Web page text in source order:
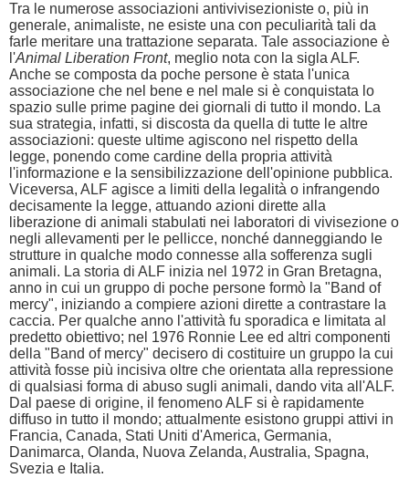
Tra le numerose associazioni antivivisezioniste o, più in
generale, animaliste, ne esiste una con peculiarità tali da
farle meritare una trattazione separata. Tale associazione è
l'Animal Liberation Front, meglio nota con la sigla ALF.
Anche se composta da poche persone è stata l'unica
associazione che nel bene e nel male si è conquistata lo
spazio sulle prime pagine dei giornali di tutto il mondo. La
sua strategia, infatti, si discosta da quella di tutte le altre
associazioni: queste ultime agiscono nel rispetto della
legge, ponendo come cardine della propria attività
l'informazione e la sensibilizzazione dell'opinione pubblica.
Viceversa, ALF agisce a limiti della legalità o infrangendo
decisamente la legge, attuando azioni dirette alla
liberazione di animali stabulati nei laboratori di vivisezione o
negli allevamenti per le pellicce, nonché danneggiando le
strutture in qualche modo connesse alla sofferenza sugli
animali. La storia di ALF inizia nel 1972 in Gran Bretagna,
anno in cui un gruppo di poche persone formò la "Band of
mercy", iniziando a compiere azioni dirette a contrastare la
caccia. Per qualche anno l'attività fu sporadica e limitata al
predetto obiettivo; nel 1976 Ronnie Lee ed altri componenti
della "Band of mercy" decisero di costituire un gruppo la cui
attività fosse più incisiva oltre che orientata alla repressione
di qualsiasi forma di abuso sugli animali, dando vita all'ALF.
Dal paese di origine, il fenomeno ALF si è rapidamente
diffuso in tutto il mondo; attualmente esistono gruppi attivi in
Francia, Canada, Stati Uniti d'America, Germania,
Danimarca, Olanda, Nuova Zelanda, Australia, Spagna,
Svezia e Italia.